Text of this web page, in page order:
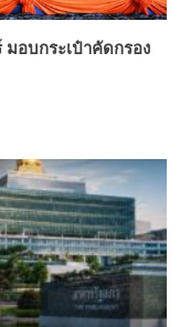
อบกระเป๋าคัดกรอง